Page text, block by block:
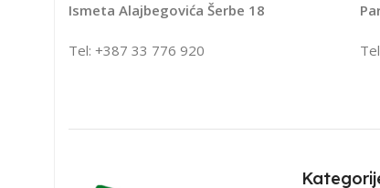
Ismeta Alajbegovića Šerbe 18
Tel: +387 33 776 920